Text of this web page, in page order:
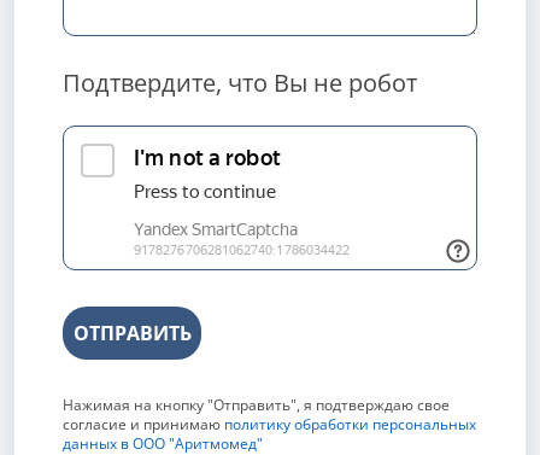
Подтвердите, что Вы не робот
ОТПРАВИТЬ
Нажимая на кнопку "Отправить", я подтверждаю свое
согласие и принимаю политику обработки персональных
данных в ООО "Аритмомед"